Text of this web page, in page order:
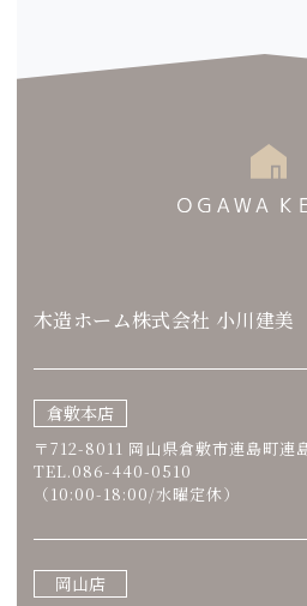
木造ホーム株式会社 小川建美
倉敷本店
〒712-8011 岡山県倉敷市連島町連
TEL.086-440-0510
（10:00-18:00/水曜定休）
岡山店